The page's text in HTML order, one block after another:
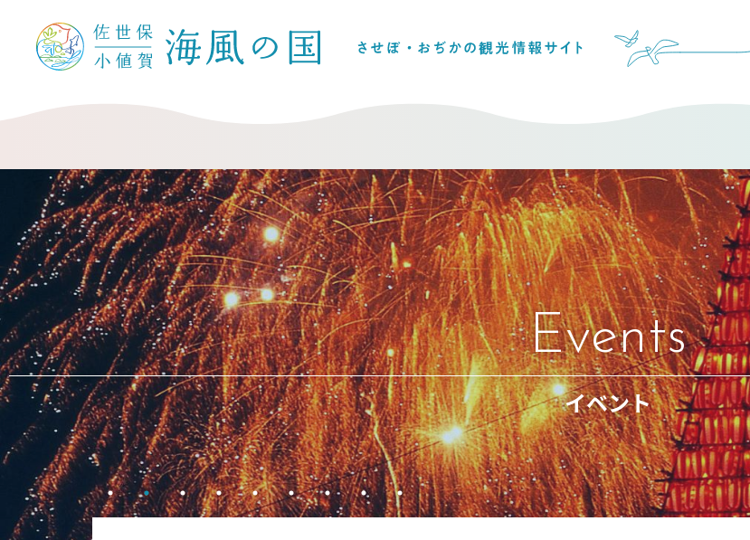
Events
イベント